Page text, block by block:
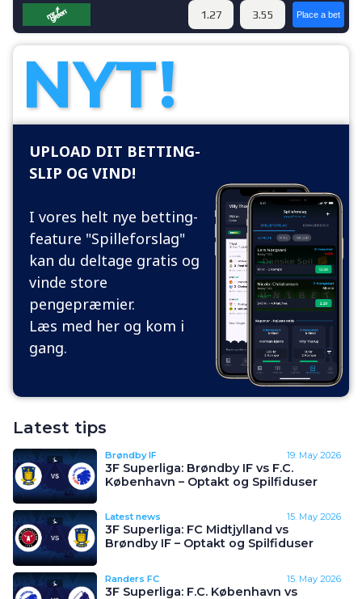
NYT!
UPLOAD DIT BETTING-
SLIP OG VIND!
I vores helt nye betting-
feature "Spilleforslag"
kan du deltage gratis og
vinde store
pengepræmier.
Læs med her og kom i
gang.
Latest tips
Brøndby IF 19. May 2026
3F Superliga: Brøndby IF vs F.C.
København – Optakt og Spilfiduser
Latest news 15. May 2026
3F Superliga: FC Midtjylland vs
Brøndby IF – Optakt og Spilfiduser
Randers FC 15. May 2026
3F Superliga: F.C. København vs